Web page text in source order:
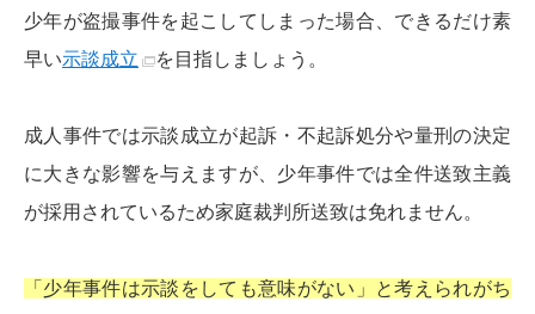
少年が盗撮事件を起こしてしまった場合、できるだけ素
早い示談成立 を目指しましょう。
成人事件では示談成立が起訴・不起訴処分や量刑の決定
に大きな影響を与えますが、少年事件では全件送致主義
が採用されているため家庭裁判所送致は免れません。
「少年事件は示談をしても意味がない」と考えられがち